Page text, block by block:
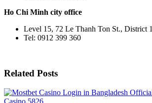
Ho Chi Minh city office
Level 15, 72 Le Thanh Ton St., District 1
Tel: 0912 399 360
Related Posts